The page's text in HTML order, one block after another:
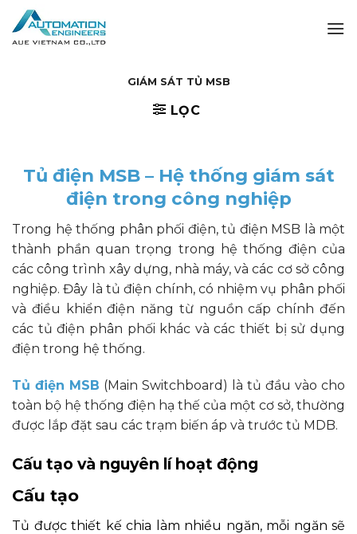
Skip
to
content
GIÁM SÁT TỦ MSB
LỌC
Tủ điện MSB – Hệ thống giám sát
điện trong công nghiệp
Trong hệ thống phân phối điện, tủ điện MSB là một
thành phần quan trọng trong hệ thống điện của
các công trình xây dựng, nhà máy, và các cơ sở công
nghiệp. Đây là tủ điện chính, có nhiệm vụ phân phối
và điều khiển điện năng từ nguồn cấp chính đến
các tủ điện phân phối khác và các thiết bị sử dụng
điện trong hệ thống.
Tủ điện MSB (Main Switchboard) là tủ đầu vào cho
toàn bộ hệ thống điện hạ thế của một cơ sở, thường
được lắp đặt sau các trạm biến áp và trước tủ MDB.
Cấu tạo và nguyên lí hoạt động
Cấu tạo
Tủ được thiết kế chia làm nhiều ngăn, mỗi ngăn sẽ